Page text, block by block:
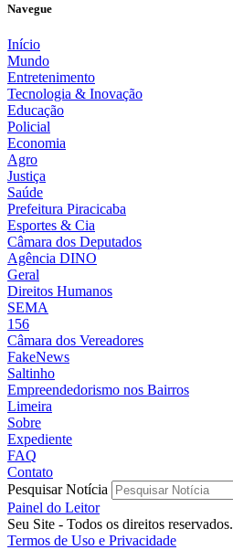
Navegue
Início
Mundo
Entretenimento
Tecnologia & Inovação
Educação
Policial
Economia
Agro
Justiça
Saúde
Prefeitura Piracicaba
Esportes & Cia
Câmara dos Deputados
Agência DINO
Geral
Direitos Humanos
SEMA
156
Câmara dos Vereadores
FakeNews
Saltinho
Empreendedorismo nos Bairros
Limeira
Sobre
Expediente
FAQ
Contato
Pesquisar Notícia
Painel do Leitor
Seu Site - Todos os direitos reservados.
Termos de Uso e Privacidade